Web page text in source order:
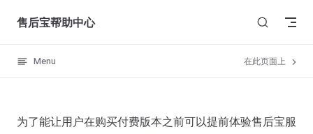
Skip to content
售后宝帮助中心
Menu 在此页面上
为了能让用户在购买付费版本之前可以提前体验售后宝服